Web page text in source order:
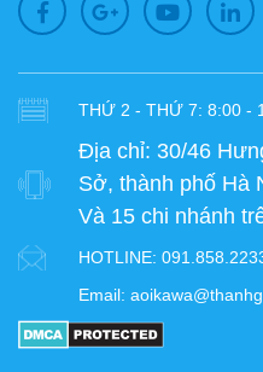
THỨ 2 - THỨ 7: 8:00 -
Địa chỉ: 30/46
Sở, thành phố Hà
Và 15 chi nhánh
HOTLINE:
Email: